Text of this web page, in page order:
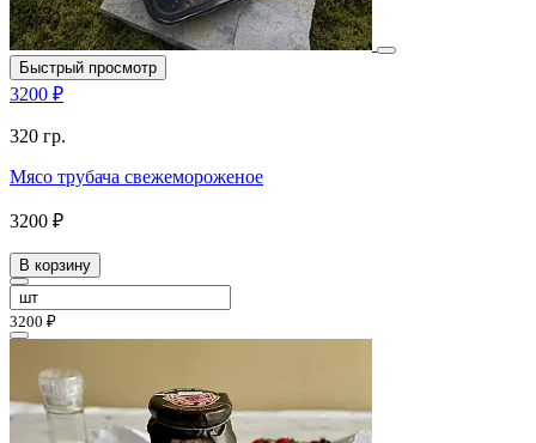
Быстрый просмотр
3200 ₽
320 гр.
Мясо трубача свежемороженое
3200 ₽
В корзину
3200 ₽